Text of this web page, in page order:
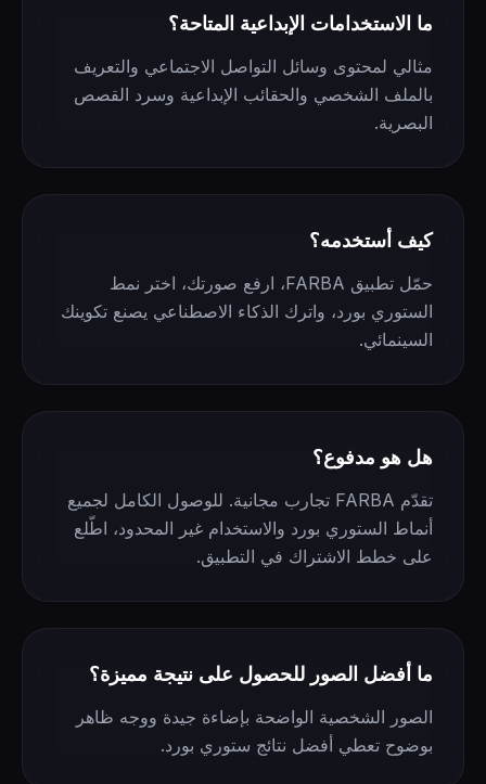
ما الاستخدامات الإبداعية المتاحة؟
مثالي لمحتوى وسائل التواصل الاجتماعي والتعريف
بالملف الشخصي والحقائب الإبداعية وسرد القصص
البصرية.
كيف أستخدمه؟
حمّل تطبيق FARBA، ارفع صورتك، اختر نمط
الستوري بورد، واترك الذكاء الاصطناعي يصنع تكوينك
السينمائي.
هل هو مدفوع؟
تقدّم FARBA تجارب مجانية. للوصول الكامل لجميع
أنماط الستوري بورد والاستخدام غير المحدود، اطّلع
على خطط الاشتراك في التطبيق.
ما أفضل الصور للحصول على نتيجة مميزة؟
الصور الشخصية الواضحة بإضاءة جيدة ووجه ظاهر
بوضوح تعطي أفضل نتائج ستوري بورد.